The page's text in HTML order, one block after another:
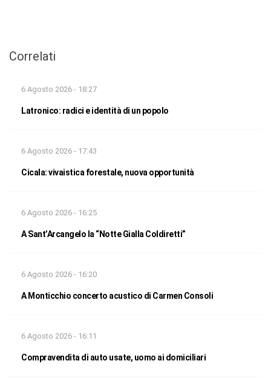
Correlati
6 Agosto 2026 - 18:27
Latronico: radici e identità di un popolo
6 Agosto 2026 - 17:43
Cicala: vivaistica forestale, nuova opportunità
6 Agosto 2026 - 16:25
A Sant’Arcangelo la “Notte Gialla Coldiretti”
6 Agosto 2026 - 16:20
A Monticchio concerto acustico di Carmen Consoli
6 Agosto 2026 - 16:11
Compravendita di auto usate, uomo ai domiciliari